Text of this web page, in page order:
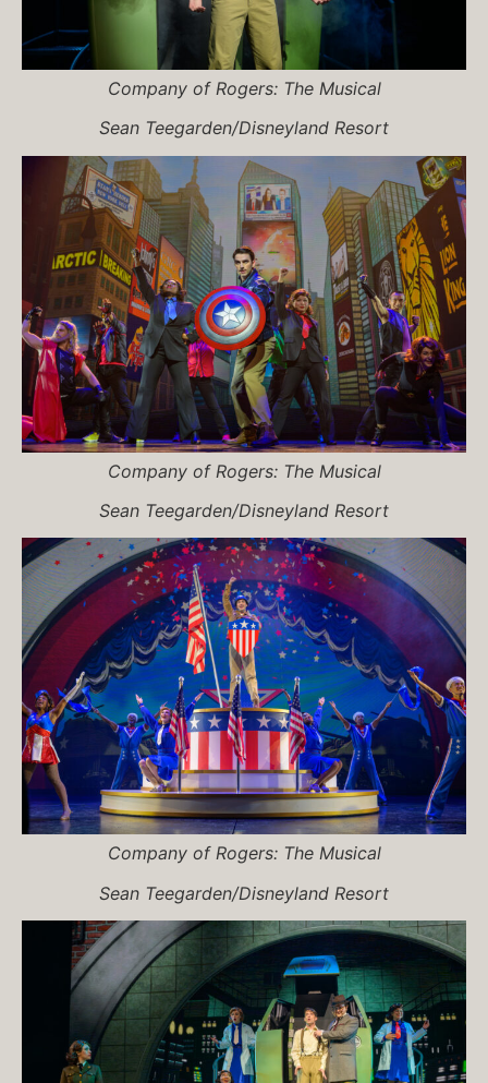
Company of Rogers: The Musical
Sean Teegarden/Disneyland Resort
Company of Rogers: The Musical
Sean Teegarden/Disneyland Resort
Company of Rogers: The Musical
Sean Teegarden/Disneyland Resort